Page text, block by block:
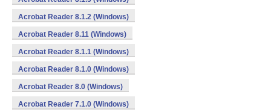
Acrobat Reader 8.1.2 (Windows)
Acrobat Reader 8.11 (Windows)
Acrobat Reader 8.1.1 (Windows)
Acrobat Reader 8.1.0 (Windows)
Acrobat Reader 8.0 (Windows)
Acrobat Reader 7.1.0 (Windows)